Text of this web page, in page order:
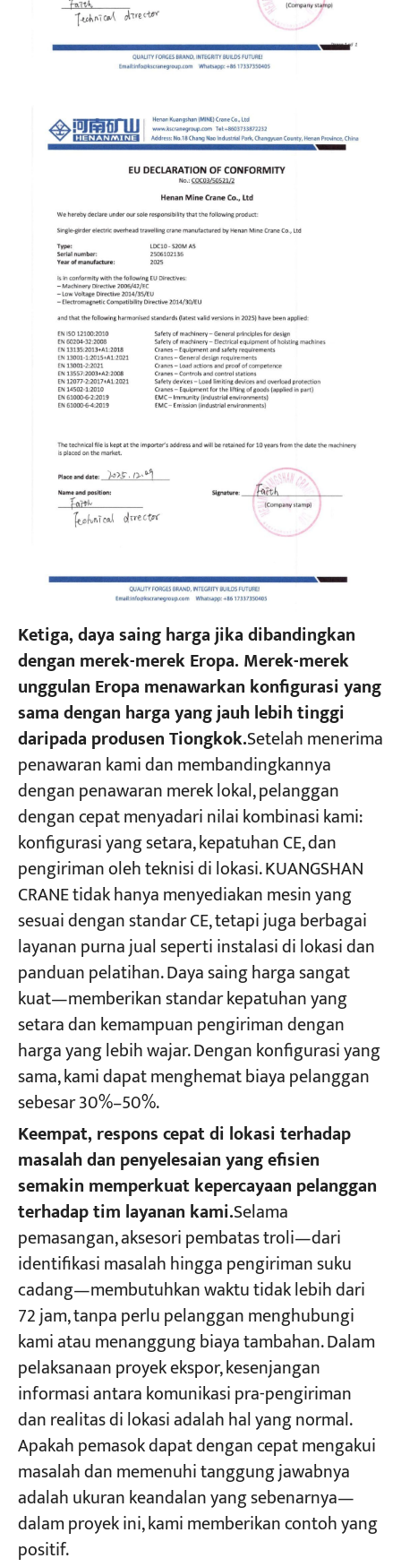
Ketiga, daya saing harga jika dibandingkan
dengan merek-merek Eropa. Merek-merek
unggulan Eropa menawarkan konfigurasi yang
sama dengan harga yang jauh lebih tinggi
daripada produsen Tiongkok.Setelah menerima
penawaran kami dan membandingkannya
dengan penawaran merek lokal, pelanggan
dengan cepat menyadari nilai kombinasi kami:
konfigurasi yang setara, kepatuhan CE, dan
pengiriman oleh teknisi di lokasi. KUANGSHAN
CRANE tidak hanya menyediakan mesin yang
sesuai dengan standar CE, tetapi juga berbagai
layanan purna jual seperti instalasi di lokasi dan
panduan pelatihan. Daya saing harga sangat
kuat—memberikan standar kepatuhan yang
setara dan kemampuan pengiriman dengan
harga yang lebih wajar. Dengan konfigurasi yang
sama, kami dapat menghemat biaya pelanggan
sebesar 30%–50%.
Keempat, respons cepat di lokasi terhadap
masalah dan penyelesaian yang efisien
semakin memperkuat kepercayaan pelanggan
terhadap tim layanan kami.Selama
pemasangan, aksesori pembatas troli—dari
identifikasi masalah hingga pengiriman suku
cadang—membutuhkan waktu tidak lebih dari
72 jam, tanpa perlu pelanggan menghubungi
kami atau menanggung biaya tambahan. Dalam
pelaksanaan proyek ekspor, kesenjangan
informasi antara komunikasi pra-pengiriman
dan realitas di lokasi adalah hal yang normal.
Apakah pemasok dapat dengan cepat mengakui
masalah dan memenuhi tanggung jawabnya
adalah ukuran keandalan yang sebenarnya—
dalam proyek ini, kami memberikan contoh yang
positif.